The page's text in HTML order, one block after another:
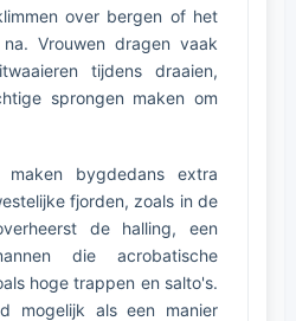
over bergen of het
Vrouwen dragen vaak
tijdens draaien,
sprongen maken om
maken bygdedans extra
fjorden, zoals in de
de halling, een
die acrobatische
hoge trappen en salto's.
mogelijk als een manier